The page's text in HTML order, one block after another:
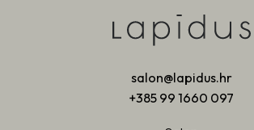
salon@lapidus.hr
+385 99 1660 097